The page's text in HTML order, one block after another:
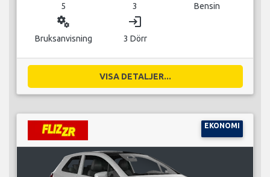
5 3 Bensin
miscellaneous_services
Bruksanvisning
login
3 Dörr
VISA DETALJER...
EKONOMI